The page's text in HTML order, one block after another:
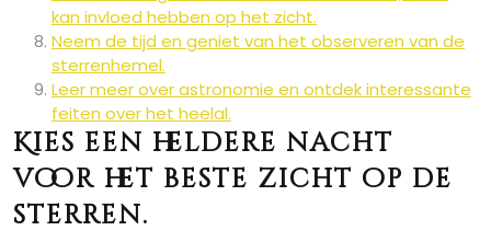
kan invloed hebben op het zicht.
Neem de tijd en geniet van het observeren van de
sterrenhemel.
Leer meer over astronomie en ontdek interessante
feiten over het heelal.
Kies een heldere nacht
voor het beste zicht op de
sterren.